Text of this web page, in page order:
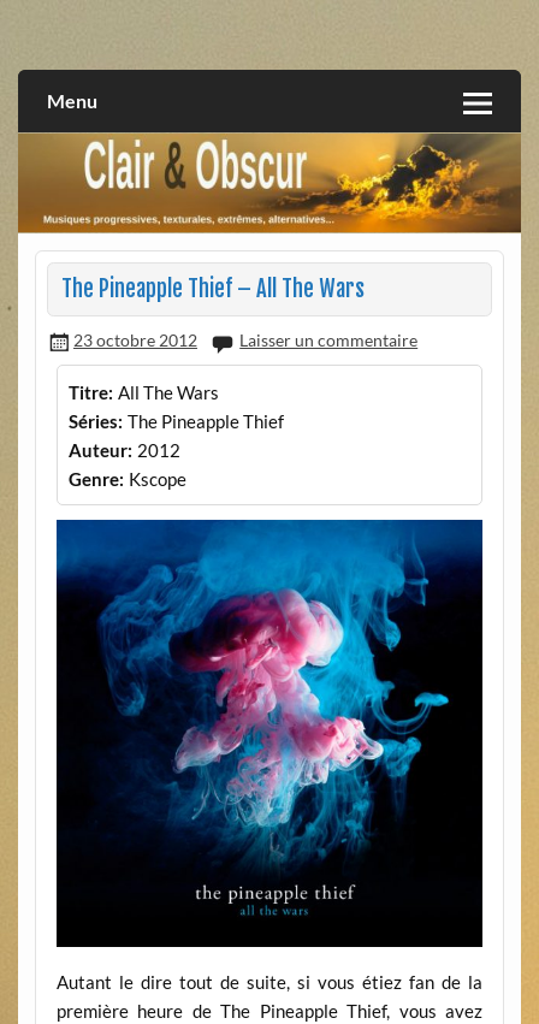
extrêmes, alternatives, texturales
Menu
The Pineapple Thief – All The Wars
23 octobre 2012 Laisser un commentaire
Titre: All The Wars
Séries: The Pineapple Thief
Auteur: 2012
Genre: Kscope
Autant le dire tout de suite, si vous étiez fan de la
première heure de The Pineapple Thief, vous avez